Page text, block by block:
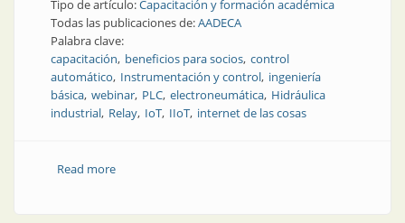
Tipo de artículo:Capacitación y formación académica
Todas las publicaciones de:AADECA
Palabra clave:
capacitación beneficios para socios control
automático Instrumentación y control ingeniería
básica webinar PLC electroneumática Hidráulica
industrial Relay IoT IIoT internet de las cosas
Read moreabout Mayo en AADECA